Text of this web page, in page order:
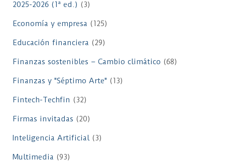
2025-2026 (1ª ed.) (3)
Economía y empresa (125)
Educación financiera (29)
Finanzas sostenibles – Cambio climático (68)
Finanzas y "Séptimo Arte" (13)
Fintech-Techfin (32)
Firmas invitadas (20)
Inteligencia Artificial(3)
Multimedia (93)